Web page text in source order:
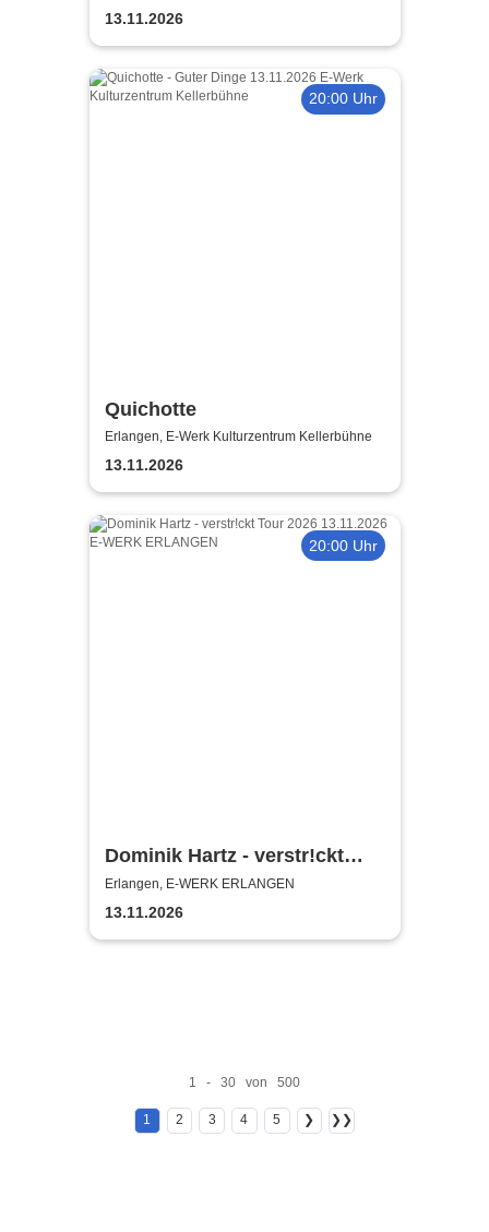
13.11.2026
20:00 Uhr
Quichotte
Erlangen, E-Werk Kulturzentrum Kellerbühne
13.11.2026
20:00 Uhr
Dominik Hartz - verstr!ckt
Tour 2026
Erlangen, E-WERK ERLANGEN
13.11.2026
1 - 30 von 500
1 2 3 4 5 ❯ ❯❯